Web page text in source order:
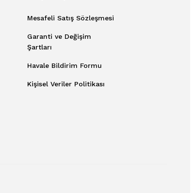
Mesafeli Satış Sözleşmesi
Garanti ve Değişim
Şartları
Havale Bildirim Formu
Kişisel Veriler Politikası